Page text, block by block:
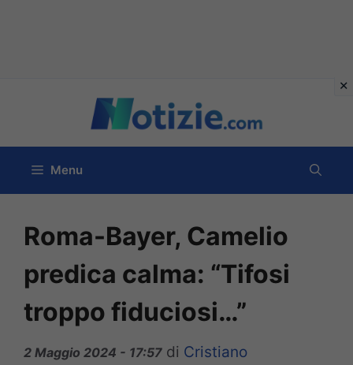
contenuto
Menu
Roma-Bayer, Camelio
predica calma: “Tifosi
troppo fiduciosi…”
2 Maggio 2024 - 17:57 di Cristiano